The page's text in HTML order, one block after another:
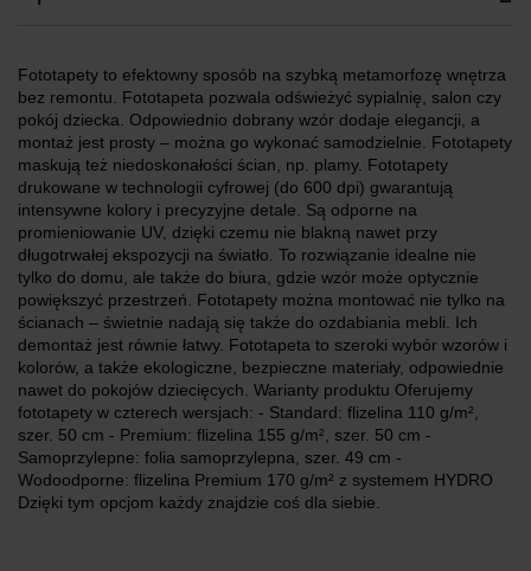
Fototapety to efektowny sposób na szybką metamorfozę wnętrza
bez remontu. Fototapeta pozwala odświeżyć sypialnię, salon czy
pokój dziecka. Odpowiednio dobrany wzór dodaje elegancji, a
montaż jest prosty – można go wykonać samodzielnie. Fototapety
maskują też niedoskonałości ścian, np. plamy. Fototapety
drukowane w technologii cyfrowej (do 600 dpi) gwarantują
intensywne kolory i precyzyjne detale. Są odporne na
promieniowanie UV, dzięki czemu nie blakną nawet przy
długotrwałej ekspozycji na światło. To rozwiązanie idealne nie
tylko do domu, ale także do biura, gdzie wzór może optycznie
powiększyć przestrzeń. Fototapety można montować nie tylko na
ścianach – świetnie nadają się także do ozdabiania mebli. Ich
demontaż jest równie łatwy. Fototapeta to szeroki wybór wzorów i
kolorów, a także ekologiczne, bezpieczne materiały, odpowiednie
nawet do pokojów dziecięcych. Warianty produktu Oferujemy
fototapety w czterech wersjach: - Standard: flizelina 110 g/m²,
szer. 50 cm - Premium: flizelina 155 g/m², szer. 50 cm -
Samoprzylepne: folia samoprzylepna, szer. 49 cm -
Wodoodporne: flizelina Premium 170 g/m² z systemem HYDRO
Dzięki tym opcjom każdy znajdzie coś dla siebie.